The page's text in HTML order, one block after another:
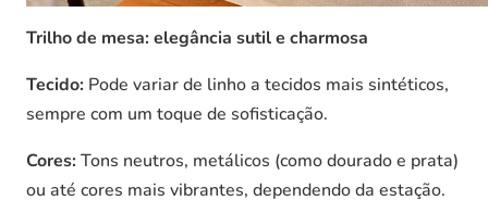
Trilho de mesa: elegância sutil e charmosa
Tecido: Pode variar de linho a tecidos mais sintéticos,
sempre com um toque de sofisticação.
Cores:Tons neutros, metálicos (como dourado e prata)
ou até cores mais vibrantes, dependendo da estação.